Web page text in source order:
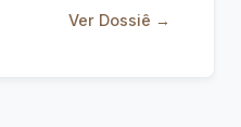
Ver Dossiê →